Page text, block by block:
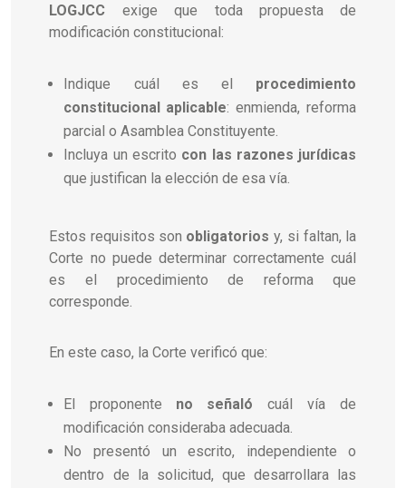
LOGJCC exige que toda propuesta de
modificación constitucional:
Indique cuál es el procedimiento
constitucional aplicable: enmienda, reforma
parcial o Asamblea Constituyente.
Incluya un escrito con las razones jurídicas
que justifican la elección de esa vía.
Estos requisitos son obligatorios y, si faltan, la
Corte no puede determinar correctamente cuál
es el procedimiento de reforma que
corresponde.
En este caso, la Corte verificó que:
El proponente no señaló cuál vía de
modificación consideraba adecuada.
No presentó un escrito, independiente o
dentro de la solicitud, que desarrollara las